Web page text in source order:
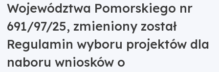
Województwa Pomorskiego nr
691/97/25, zmieniony został
Regulamin wyboru projektów dla
naboru wniosków o